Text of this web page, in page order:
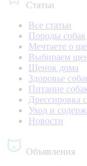
Статьи
Все статьи
Породы собак
Мечтаете о
Выбираем
Щенок дома
Здоровье
Питание
Дрессировка
Уход и
Новости
Объявления